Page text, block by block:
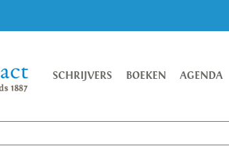
SCHRIJVERS BOEKEN AGENDA